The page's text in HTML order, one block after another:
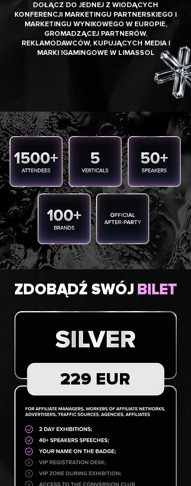
DOŁĄCZ DO JEDNEJ Z WIODĄCYCH
KONFERENCJI MARKETINGU PARTNERSKIEGO I
MARKETINGU WYNIKOWEGO W EUROPIE,
GROMADZĄCEJ PARTNERÓW,
REKLAMODAWCÓW, KUPUJĄCYCH MEDIA I
MARKI IGAMINGOWE W LIMASSOL
ZDOBĄDŹ SWÓJ BILET
229 EUR